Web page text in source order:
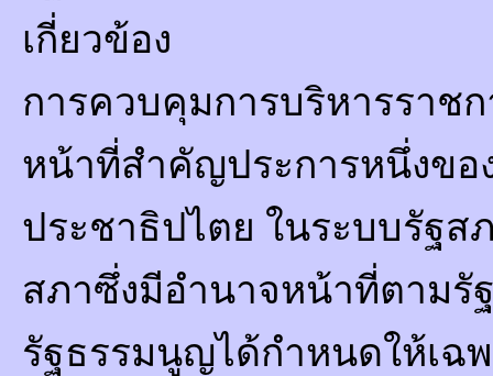
เกี่ยวข้อง
การควบคุมการบริหารราช
หน้าที่สำคัญประการหนึ่งขอ
ประชาธิปไตย ในระบบรัฐ
สภาซึ่งมีอำนาจหน้าที่ตามรั
รัฐธรรมนูญได้กำหนดให้เฉ